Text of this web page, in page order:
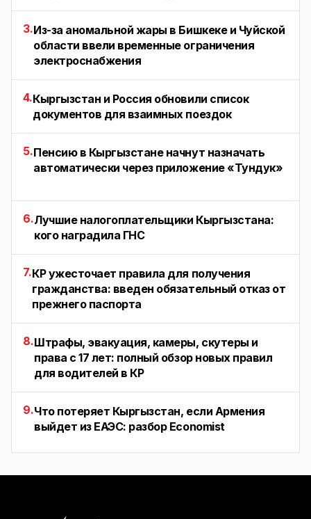
3.Из-за аномальной жары в Бишкеке и Чуйской
области ввели временные ограничения
электроснабжения
4.Кыргызстан и Россия обновили список
документов для взаимных поездок
5.Пенсию в Кыргызстане начнут назначать
автоматически через приложение «Тундук»
6.Лучшие налогоплательщики Кыргызстана:
кого наградила ГНС
7.КР ужесточает правила для получения
гражданства: введен обязательный отказ от
прежнего паспорта
8.Штрафы, эвакуация, камеры, скутеры и
права с 17 лет: полный обзор новых правил
для водителей в КР
9.Что потеряет Кыргызстан, если Армения
выйдет из ЕАЭС: разбор Economist